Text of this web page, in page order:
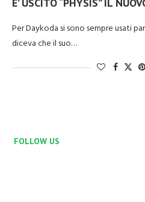
Per Daykoda si sono sempre usati
diceva che il suo…
FOLLOW US